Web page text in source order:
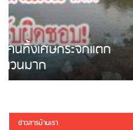
ชาวผาลั้ง โวย ไร้หน่
จัดการกันเอง
ข่าวสารบ้านเรา